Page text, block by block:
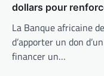
dollars pour
La Banque africaine
d’apporter un don
financer un…